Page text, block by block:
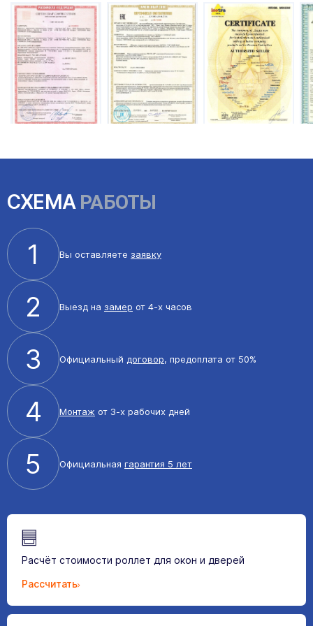
СХЕМАРАБОТЫ
1 Вы оставляете заявку
2 Выезд на замер от 4-х часов
3 Официальный договор, предоплата от 50%
4 Монтаж от 3-х рабочих дней
5 Официальная гарантия 5 лет
Расчёт стоимости роллет для окон и дверей
Рассчитать